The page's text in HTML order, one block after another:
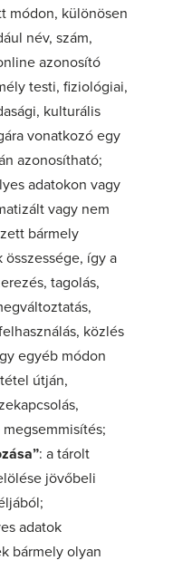
módon, különösen
név, szám,
azonosító
testi, fiziológiai,
kulturális
vonatkozó egy
azonosítható;
adatokon vagy
vagy nem
bármely
így a
tagolás,
közlés
egyéb módon
útján,
: a tárolt
jövőbeli
adatok
bármely olyan